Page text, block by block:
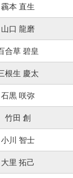
靏本 直生
山口 龍磨
合草 碧皇
根生 慶太
石黒 咲弥
竹田 創
小川 智士
大里 拓己